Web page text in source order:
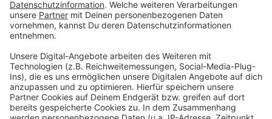
persönlicher Wochenrückblick - so privat wie noch nie,
so lustig wie immer.
Anzeige